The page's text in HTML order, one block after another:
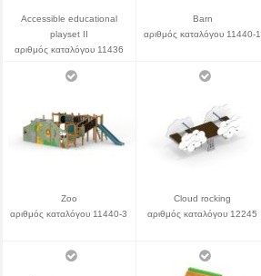
Accessible educational
playset II
αριθμός καταλόγου 11436
Barn
αριθμός καταλόγου 11440-1
Zoo
αριθμός καταλόγου 11440-3
Cloud rocking
αριθμός καταλόγου 12245